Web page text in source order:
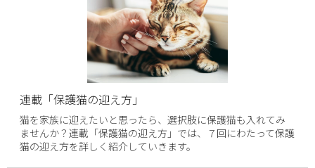
連載「保護猫の迎え方」
猫を家族に迎えたいと思ったら、選択肢に保護猫も入れてみ
ませんか？連載「保護猫の迎え方」では、７回にわたって保護
猫の迎え方を詳しく紹介していきます。